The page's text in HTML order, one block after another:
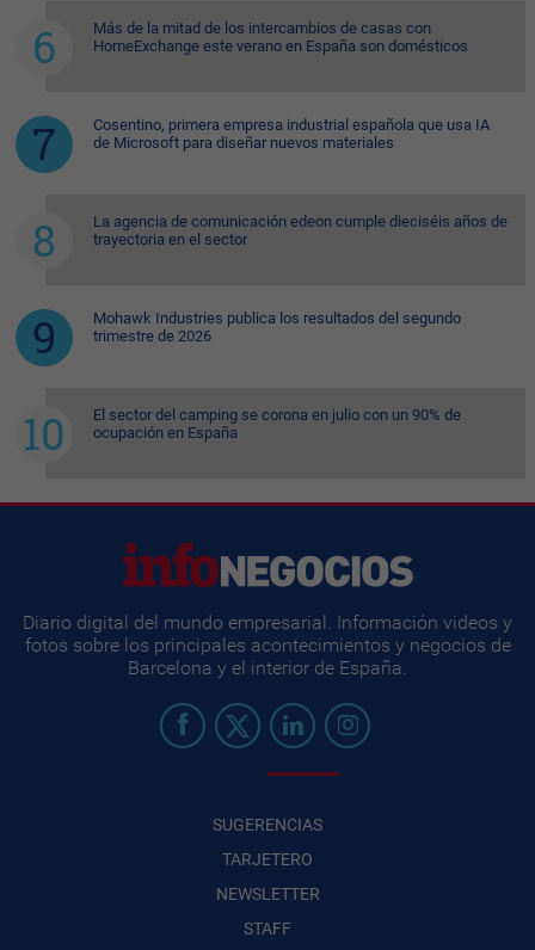
Más de la mitad de los intercambios de casas con
HomeExchange este verano en España son domésticos
Cosentino, primera empresa industrial española que usa IA
de Microsoft para diseñar nuevos materiales
La agencia de comunicación edeon cumple dieciséis años de
trayectoria en el sector
Mohawk Industries publica los resultados del segundo
trimestre de 2026
El sector del camping se corona en julio con un 90% de
ocupación en España
Diario digital del mundo empresarial. Información videos y
fotos sobre los principales acontecimientos y negocios de
Barcelona y el interior de España.
SUGERENCIAS
TARJETERO
NEWSLETTER
STAFF